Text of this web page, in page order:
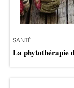
SANTÉ
La phytothérapie